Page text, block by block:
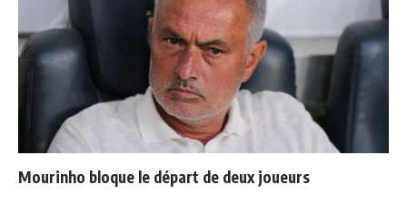
Mourinho bloque le départ de deux joueurs